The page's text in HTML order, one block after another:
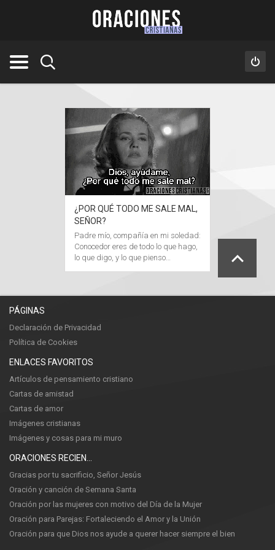
¿POR QUÉ TODO ME SALE MAL,
SEÑOR?
Padre mío, compañía en mi soledad:
Conocedor eres de todo lo que hago,
lo que digo, y lo que pienso…
PÁGINAS
Declaración de Privacidad
Política de Cookies
ENLACES FAVORITOS
Artículos de pensamiento cristiano
Cartas de amistad
Cartas de amor
Imágenes cristianas
Imágenes y cosas para mi muro
Gracias por tu sacrificio, Señor Jesús
Oración y canción de Semana Santa
Oración por las mujeres con motivo del Día de la Mujer
Oración para Parejas: Fortaleciendo el Amor y la Unión
Oración para que Dios nos ayude a querer hacer siempre el bien